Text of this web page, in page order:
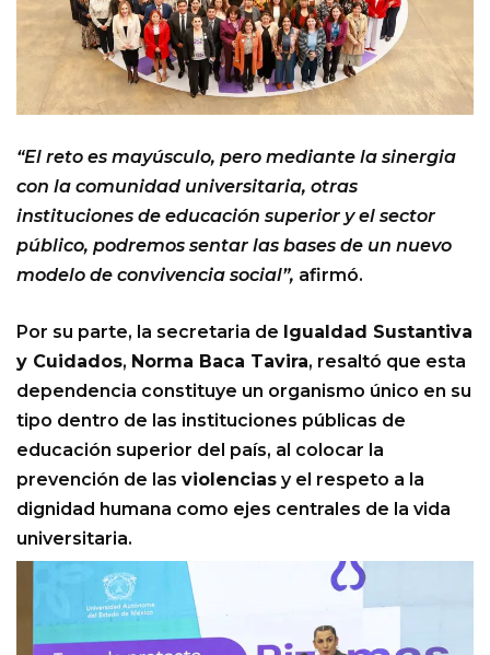
“El reto es mayúsculo, pero mediante la sinergia
con la comunidad universitaria, otras
instituciones de educación superior y el sector
público, podremos sentar las bases de un nuevo
modelo de convivencia social”, afirmó.
Por su parte, la secretaria de Igualdad Sustantiva
y Cuidados, Norma Baca Tavira, resaltó que esta
dependencia constituye un organismo único en su
tipo dentro de las instituciones públicas de
educación superior del país, al colocar la
prevención de las violencias y el respeto a la
dignidad humana como ejes centrales de la vida
universitaria.